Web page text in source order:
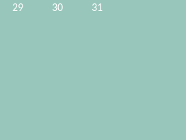
29 30 31